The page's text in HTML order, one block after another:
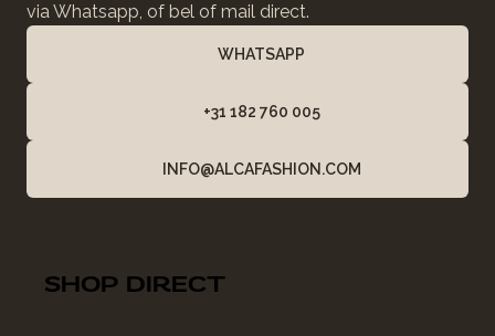
via Whatsapp, of bel of mail direct.
WHATSAPP
+31 182 760 005
INFO@ALCAFASHION.COM
SHOP DIRECT